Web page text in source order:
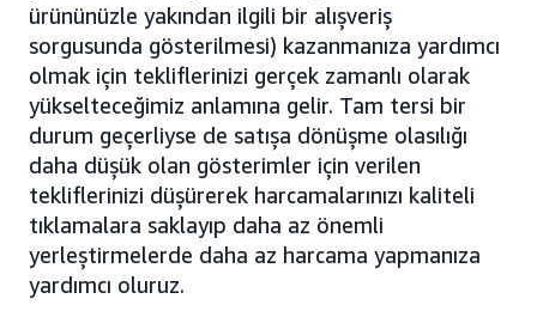
ürününüzle yakından ilgili bir alışveriş
sorgusunda gösterilmesi) kazanmanıza yardımcı
olmak için tekliflerinizi gerçek zamanlı olarak
yükselteceğimiz anlamına gelir. Tam tersi bir
durum geçerliyse de satışa dönüşme olasılığı
daha düşük olan gösterimler için verilen
tekliflerinizi düşürerek harcamalarınızı kaliteli
tıklamalara saklayıp daha az önemli
yerleştirmelerde daha az harcama yapmanıza
yardımcı oluruz.